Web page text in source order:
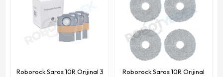
Roborock Saros 10R Orijinal 3
Roborock Saros 10R Orijinal